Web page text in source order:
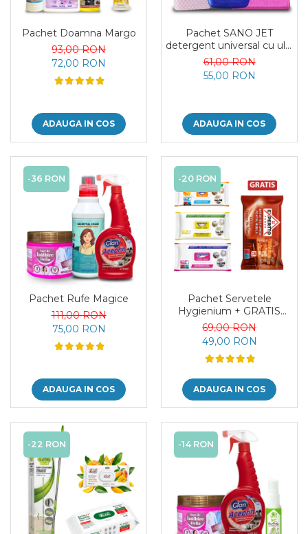
Pachet Doamna Margo
93,00 RON
72,00 RON
ADAUGA IN COS
Pachet SANO JET
detergent universal cu ulei
de pin si accesorii de
curatenie
61,00 RON
55,00 RON
ADAUGA IN COS
-36 RON
Pachet Rufe Magice
111,00 RON
75,00 RON
ADAUGA IN COS
-20 RON
Pachet Servetele
Hygienium + GRATIS
Servetele Mobila
69,00 RON
49,00 RON
ADAUGA IN COS
-22 RON -14 RON